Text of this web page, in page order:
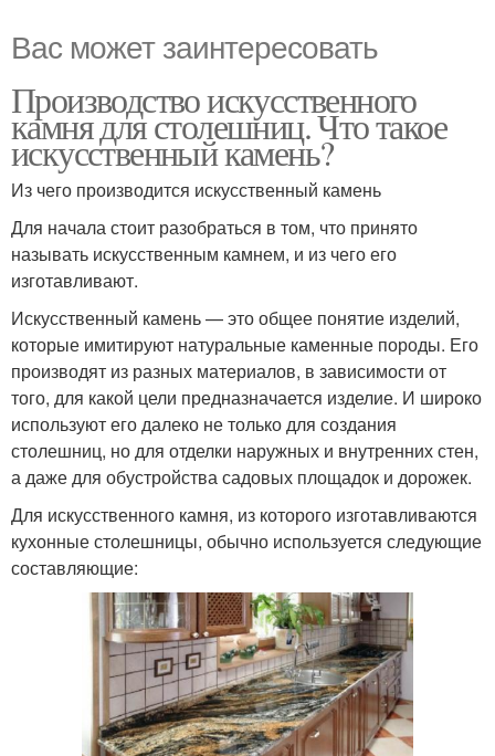
Вас может заинтересовать
Производство искусственного
камня для столешниц. Что такое
искусственный камень?
Из чего производится искусственный камень
Для начала стоит разобраться в том, что принято
называть искусственным камнем, и из чего его
изготавливают.
Искусственный камень — это общее понятие изделий,
которые имитируют натуральные каменные породы. Его
производят из разных материалов, в зависимости от
того, для какой цели предназначается изделие. И широко
используют его далеко не только для создания
столешниц, но для отделки наружных и внутренних стен,
а даже для обустройства садовых площадок и дорожек.
Для искусственного камня, из которого изготавливаются
кухонные столешницы, обычно используется следующие
составляющие: